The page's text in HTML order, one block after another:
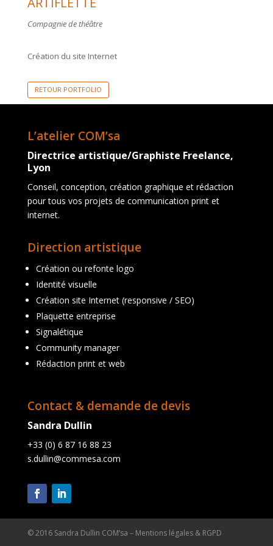
Compagnie de théâtre
Création du site Internet
RETOUR PORTFOLIO
L’atelier COM’sa
Directrice artistique/Graphiste Freelance,
Lyon
Conseil, conception, création graphique et rédaction
pour tous vos projets de communication print et
internet.
Direction artistique
Création ou refonte logo
Identité visuelle
Création site Internet (responsive / SEO)
Plaquette entreprise
Signalétique
Community manager
Rédaction print et web
Contact & demande de devis
Sandra Dullin
+33 (0) 6 87 16 88 23
s.dullin@commesa.com
© 2016 Sandra Dullin COM’sa – Mentions légales & RGPD